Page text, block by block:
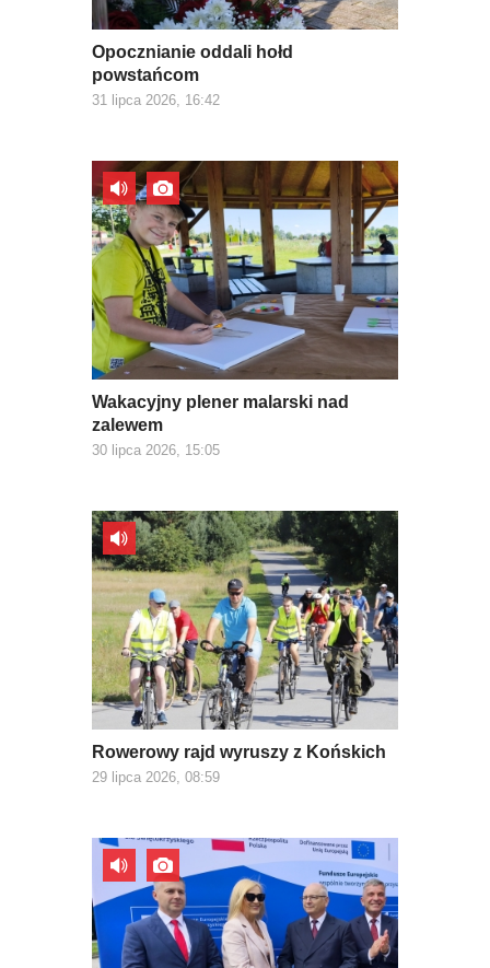
Opocznianie oddali hołd
powstańcom
31 lipca 2026, 16:42
Wakacyjny plener malarski nad
zalewem
30 lipca 2026, 15:05
Rowerowy rajd wyruszy z Końskich
29 lipca 2026, 08:59